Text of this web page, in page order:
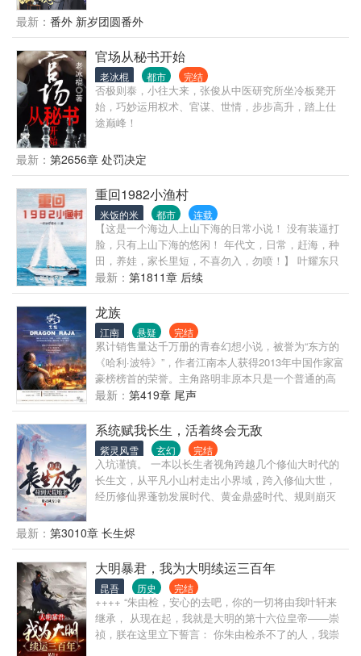
们的团宠对象。 改变哥哥们看法的日子里，她利用自
己的生活技能让生活越过越好，还一不小心救书中的
大佬男二，朝夕相处之间，他对自己情根深种，还假
装小奶狗对苏莞各种装可怜扮无辜，实际上他是个不
折不扣的大黑芝麻汤圆。 一开始苏莞还假矜持，最后
实在受不了他的美颜暴击，然后……斯哈斯哈
循善诱：看到你们宗门那帮恋爱脑了吗？拯救他们，
你就能活。 林渡：一个愿打一个愿挨，尊重嘲笑锁
死。 系统：亲亲你的寿命还有一天哦。 林渡：专业对
口，包您满意。 于是林渡认命拯救起了文中被骗挖灵
骨最终沦为残废的大师兄，怀着孩子被道侣剖腹取血
救白月光的二师姐，被魔尊利用盗取师门重宝后惨被
抛弃堕魔的小师妹…… 就是这个宗门画风怎么这么不
对劲呢？掌门亲自铁锅炖大鹅，真人们不是在种菜就
愚不可及，可林渡接触了之后才发现，师侄们那么可
爱，都是邪魔外道的错！ 剧情渐渐发展到了关键节
点，整个宗门都被林渡同化了。 大师兄：缺灵骨无法
飞升？飞升不了你还可以下地狱啊！ 二师姐：双修？
孩子？我有孕子丹你自己生吧。 小师妹：什么天下第
一美男魔尊？就这？还没有我小师叔林渡一根手指头
好看！ * 排雷：全本围绕女主成长，微群像，有cp，
戏份少。
最新： 番外 新岁团圆番外
官场从秘书开始
老冰棍 都市 完结
否极则泰，小往大来，张俊从中医研究所坐冷板凳开
始，巧妙运用权术、官谋、世情，步步高升，踏上仕
途巅峰！
最新： 第2656章 处罚决定
重回1982小渔村
米饭的米 都市 连载
【这是一个海边人上山下海的日常小说！ 没有装逼打
脸，只有上山下海的悠闲！ 年代文，日常，赶海，种
田，养娃，家长里短，不喜勿入，勿喷！】 叶耀东只
是睡不着觉，想着去甲板上吹吹风，尿个尿，没想到
掉海里回到了1982年。 还是那个熟悉的小渔村，只是
他已经不是年轻时候的他了。 混账了半辈子，这回他
想好好来过的，只是怎么一个个都不相信呢…… 上辈
子没出息，这辈子他也没什么大理想大志向，只想挽
回遗憾，跟老婆好好过日子，一家子平安喜乐就好。
【说明一下，改笔名了，原来是叫“一杯冰柠檬水”，现
在改为“米饭的米”】
最新： 第1811章 后续
龙族
江南 悬疑 完结
累计销售量达千万册的青春幻想小说，被誉为“东方的
《哈利·波特》”，作者江南本人获得2013年中国作家富
豪榜榜首的荣誉。主角路明非原本只是一个普通的高
中生，在申请留学的时候收到了来自屠龙学院——卡
塞尔学院的来信，从此开启了他不平凡的人生，在伙
伴陈墨瞳、楚子航、恺撒等人的帮助下，属于龙族的
神秘世界逐渐在他们面前展开，路明非神秘莫测的身
世也慢慢浮出水面。
最新： 第419章 尾声
系统赋我长生，活着终会无敌
紫灵风雪 玄幻 完结
入坑谨慎。 一本以长生者视角跨越几个修仙大时代的
长生文，从平凡小山村走出小界域，跨入修仙大世，
经历修仙界蓬勃发展时代、黄金鼎盛时代、规则崩灭
到浩瀚无垠的修仙界，觉醒长生系统，竟然还送了一
头长生灵兽为伴。 我陈浔对打打杀杀没有兴趣，也不
想招惹任何人，只想带着老牛看遍世间繁华。 一个不
经意，他露出了腰间的三把开山斧，又一个不经意，
露出了那十六块腹肌。 他缓缓戴上了悍匪头套，露出
阴沉微笑：“我陈浔和老牛最讲道理。” 整个诸天万界
颤抖了，他套……套上了。 一个炼气期的火球术突然
被激发，像是被加成了数千上万倍，无尽业火燃尽天
最新： 第3010章 长生烬
大明暴君，我为大明续运三百年
昆吾 历史 完结
++++ “朱由检，安心的去吧，你的一切将由我叶轩来
继承， 从现在起，我就是大明的第十六位皇帝——崇
祯，朕在这里立下誓言： 你朱由检杀不了的人，我崇